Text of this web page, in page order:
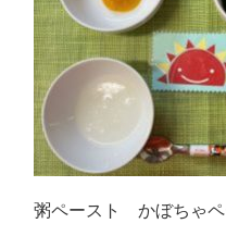
粥ペースト かぼちゃ